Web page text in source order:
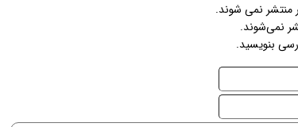
منتشر نمی شوند.
نمی‌شوند.
بنویسید.